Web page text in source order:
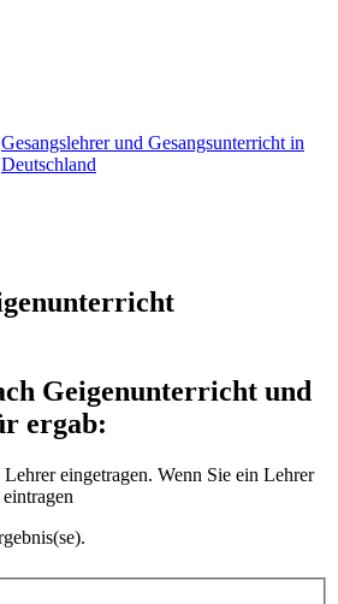
Gesangslehrer und Gesangsunterricht in
Deutschland
Geigenunterricht und
ergab:
eingetragen. Wenn Sie ein Lehrer
eintragen